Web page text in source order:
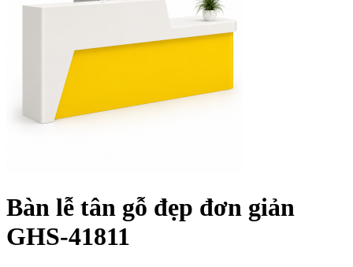
Bàn lễ tân gỗ đẹp đơn giản
GHS-41811